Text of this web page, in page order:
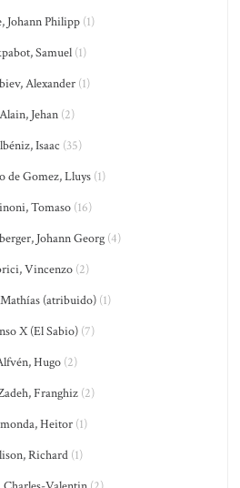
Johann Philipp(1)
Samuel(1)
Alexander (1)
Alain, Jehan(2)
Isaac (35)
de Gomez, Lluys(1)
Tomaso(16)
Johann Georg (4)
Vincenzo(2)
(atribuido) (1)
X (El Sabio) (7)
Hugo (2)
Franghiz (2)
Heitor (1)
Richard(1)